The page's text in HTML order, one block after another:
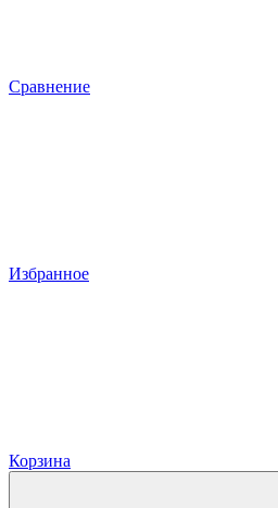
Сравнение
Избранное
Корзина